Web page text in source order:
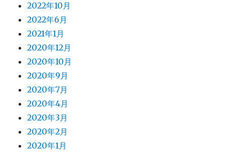
2022年10月
2022年6月
2021年1月
2020年12月
2020年10月
2020年9月
2020年7月
2020年4月
2020年3月
2020年2月
2020年1月